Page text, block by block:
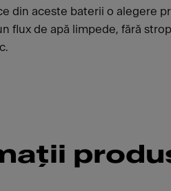
din aceste baterii o alegere
flux de apă limpede, fără